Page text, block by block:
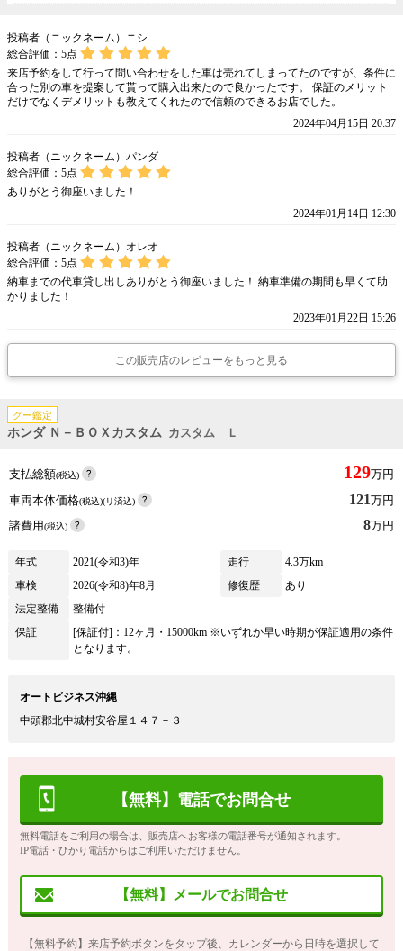
投稿者（ニックネーム）ニシ
総合評価： 5点
来店予約をして行って問い合わせをした車は売れてしまってたのですが、条件に
合った別の車を提案して貰って購入出来たので良かったです。 保証のメリット
だけでなくデメリットも教えてくれたので信頼のできるお店でした。
2024年04月15日 20:37
投稿者（ニックネーム）パンダ
総合評価： 5点
ありがとう御座いました！
2024年01月14日 12:30
投稿者（ニックネーム）オレオ
総合評価： 5点
納車までの代車貸し出しありがとう御座いました！ 納車準備の期間も早くて助
かりました！
2023年01月22日 15:26
この販売店のレビューをもっと見る
グー鑑定
ホンダ Ｎ－ＢＯＸカスタム カスタム Ｌ
支払総額(税込) 129万円
車両本体価格(税込)(リ済込) 121万円
諸費用(税込) 8万円
年式 2021(令和3)年 走行
4.3万km
車検
2026(令和8)年8月 修復歴
あり
法定整備
整備付
保証
[保証付]：12ヶ月・15000km ※いずれか早い時期が保証適用の条件
となります。
オートビジネス沖縄
中頭郡北中城村安谷屋１４７－３
【無料】電話でお問合せ
無料電話をご利用の場合は、販売店へお客様の電話番号が通知されます。
IP電話・ひかり電話からはご利用いただけません。
【無料】メールでお問合せ
【無料予約】来店予約ボタンをタップ後、カレンダーから日時を選択して